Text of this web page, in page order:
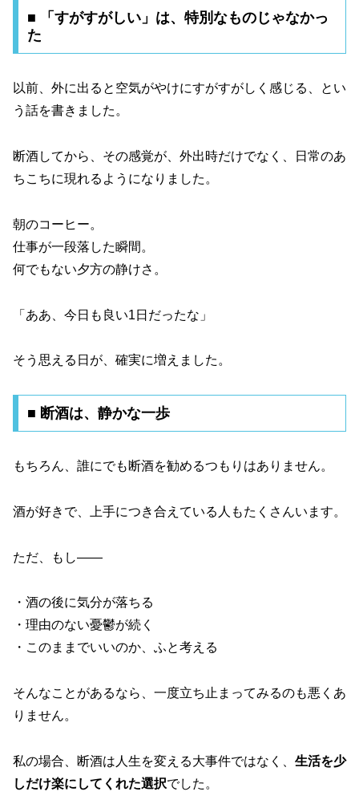
■ 「すがすがしい」は、特別なものじゃなかっ
た
以前、外に出ると空気がやけにすがすがしく感じる、とい
う話を書きました。
断酒してから、その感覚が、外出時だけでなく、日常のあ
ちこちに現れるようになりました。
朝のコーヒー。
仕事が一段落した瞬間。
何でもない夕方の静けさ。
「ああ、今日も良い1日だったな」
そう思える日が、確実に増えました。
■ 断酒は、静かな一歩
もちろん、誰にでも断酒を勧めるつもりはありません。
酒が好きで、上手につき合えている人もたくさんいます。
ただ、もし――
・酒の後に気分が落ちる
・理由のない憂鬱が続く
・このままでいいのか、ふと考える
そんなことがあるなら、一度立ち止まってみるのも悪くあ
りません。
私の場合、断酒は人生を変える大事件ではなく、 生活を少
しだけ楽にしてくれた選択でした。